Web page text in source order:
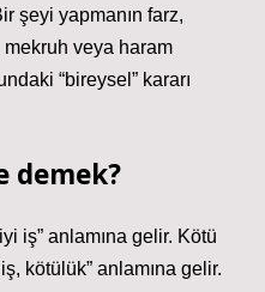
şeyi yapmanın farz,
veya haram
“bireysel” kararı
demek?
iş” anlamına gelir. Kötü
kötülük” anlamına gelir.